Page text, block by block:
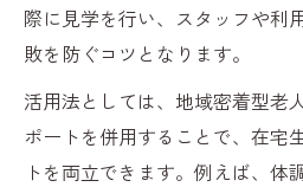
際に見学を行い、スタッフや利
敗を防ぐコツとなります。
活用法としては、地域密着型老
ポートを併用することで、在宅
トを両立できます。例えば、体